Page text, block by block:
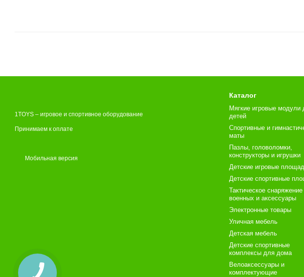
1TOYS – игровое и спортивное оборудование
Принимаем к оплате
Мобильная версия
Каталог
Мягкие игровые модули
детей
Спортивные и
маты
Пазлы, головоломки,
конструкторы и игрушки
Детские игровые
Детские спортивные
Тактическое
военных и аксессуары
Электронные товары
Уличная мебель
Детская мебель
Детские спортивные
комплексы для дома
Велоаксессуары и
комплектующие